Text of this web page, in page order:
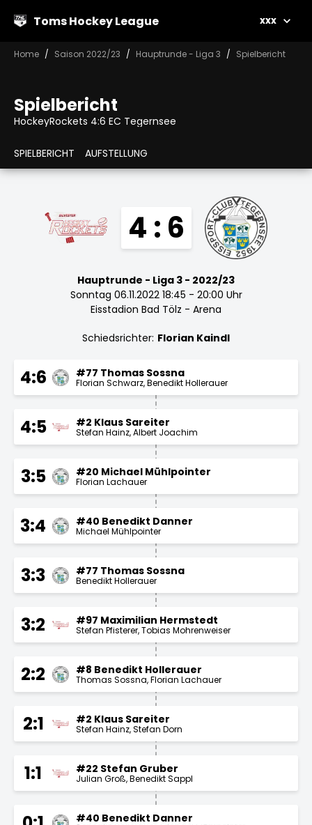
Toms Hockey League xxx
Home Saison 2022/23 Hauptrunde - Liga 3 Spielbericht
Spielbericht
HockeyRockets 4:6 EC Tegernsee
SPIELBERICHT AUFSTELLUNG
4 : 6
Hauptrunde - Liga 3 - 2022/23
Sonntag 06.11.2022 18:45 - 20:00 Uhr
Eisstadion Bad Tölz - Arena
Schiedsrichter: Florian Kaindl
4:6 #77 Thomas Sossna
Florian Schwarz Benedikt Hollerauer
4:5 #2 Klaus Sareiter
Stefan Hainz Albert Joachim
3:5 #20 Michael Mühlpointer
Florian Lachauer
3:4 #40 Benedikt Danner
Michael Mühlpointer
3:3 #77 Thomas Sossna
Benedikt Hollerauer
3:2 #97 Maximilian Hermstedt
Stefan Pfisterer Tobias Mohrenweiser
2:2 #8 Benedikt Hollerauer
Thomas Sossna Florian Lachauer
2:1 #2 Klaus Sareiter
Stefan Hainz Stefan Dorn
1:1 #22 Stefan Gruber
Julian Groß Benedikt Sappl
#40 Benedikt Danner